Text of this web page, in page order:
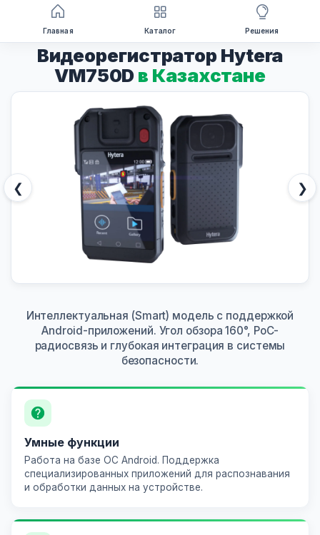
Перейти
содержимому
Видеорегистратор Hytera
VM750D в Казахстане
❮ ❯
Интеллектуальная (Smart) модель с поддержкой
Android-приложений. Угол обзора 160°, PoC-
радиосвязь и глубокая интеграция в системы
безопасности.
Умные функции
Работа на базе ОС Android. Поддержка
специализированных приложений для распознавания
и обработки данных на устройстве.
Главная Каталог Решения